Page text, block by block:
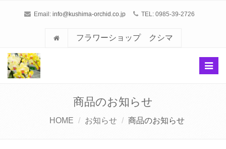
Email: info@kushima-orchid.co.jp TEL: 0985-39-2726
フラワーショップ クシマ
商品のお知らせ
HOME お知らせ 商品のお知らせ